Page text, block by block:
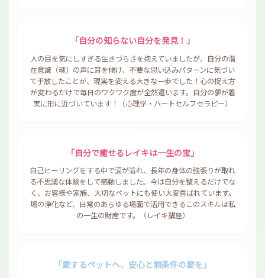
「自分の知らない自分を発見！」
人の目を気にしすぎる生きづらさを抱えていましたが、自分の潜
在意識（魂）の声に耳を傾け、不要な思い込みパターンに気づい
て手放したことが、現実を変える大きな一歩でした！心の捉え方
が変わるだけで毎日のワクワク度が全然違います。自分の夢が着
実に形に近づいています！（心理学・ハートセルフセラピー）
「自分で癒せるレイキは一生の宝」
自己ヒーリングをする中で涙が溢れ、長年の身体の強張りが取れ
る不思議な体験をして感動しました。今は自分を整えるだけでな
く、お客様や家族、大切なペットにも使い大変喜ばれています。
場の浄化など、日常のあらゆる場面で活用できるこのスキルは私
の一生の財産です。（レイキ講座）
「愛するペットへ、安心と無条件の愛を」